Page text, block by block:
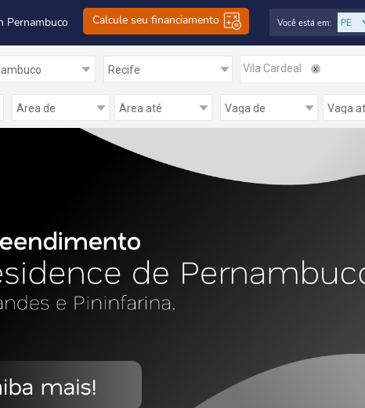
Pernambuco Calcule seu financiamento Você está em:
Vila Cardeal